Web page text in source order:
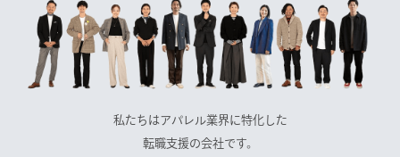
私たちはアパレル業界に特化した
転職支援の会社です。